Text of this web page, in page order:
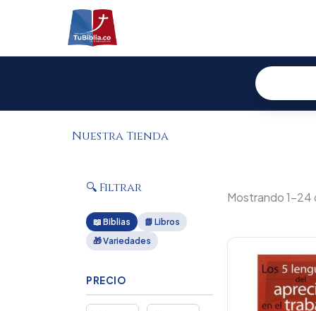
Nuestra Tienda
🔍 Filtrar
📖 Biblias
📗 Libros
🎁 Variedades
PRECIO
Mostrando 1–24